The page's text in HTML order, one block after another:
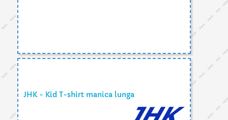
JHK - Kid T-shirt manica lunga